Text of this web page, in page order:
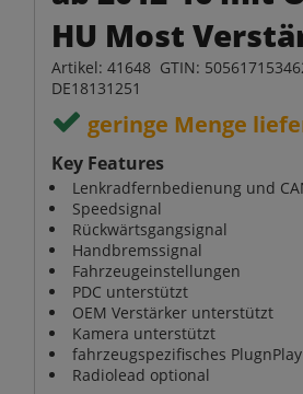
HU Most
Artikel: 41648 GTIN:
DE18131251
geringe Menge
Key Features
Lenkradfernbedienung und
Speedsignal
Rückwärtsgangsignal
Handbremssignal
Fahrzeugeinstellungen
PDC unterstützt
OEM Verstärker unterstützt
Kamera unterstützt
fahrzeugspezifisches
Radiolead optional